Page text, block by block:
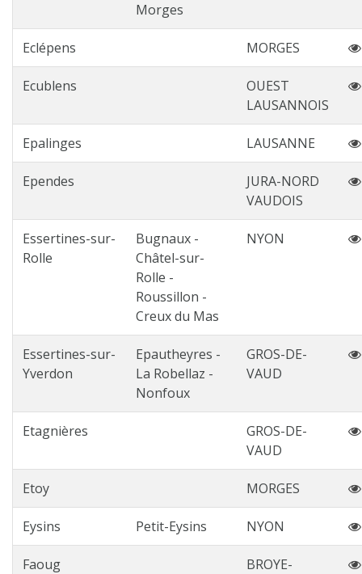
Morges
Eclépens MORGES
Ecublens
OUEST
LAUSANNOIS
Epalinges LAUSANNE
Ependes
JURA-NORD
VAUDOIS
Essertines-sur-
Rolle
Bugnaux -
Châtel-sur-
Rolle -
Roussillon -
Creux du Mas
NYON
Essertines-sur-
Yverdon
Epautheyres -
La Robellaz -
Nonfoux
GROS-DE-
VAUD
Etagnières
GROS-DE-
VAUD
Etoy MORGES
Eysins Petit-Eysins NYON
Faoug
BROYE-